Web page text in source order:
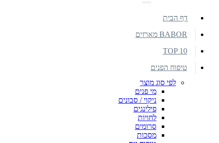
דף הבית
BABOR מארזים
TOP 10
טיפוח הפנים
לפי סוג מוצר
מי פנים
ניקוי / סבונים
פילינגים
לחויות
סרומים
מסכות